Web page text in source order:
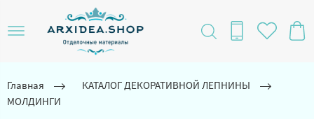
Главная
КАТАЛОГ ДЕКОРАТИВНОЙ ЛЕПНИНЫ
МОЛДИНГИ